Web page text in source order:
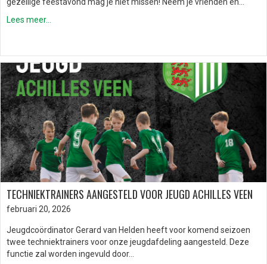
gezellige feestavond mag je niet missen! Neem je vrienden en…
Lees meer...
TECHNIEKTRAINERS AANGESTELD VOOR JEUGD ACHILLES VEEN
februari 20, 2026
Jeugdcoördinator Gerard van Helden heeft voor komend seizoen
twee techniektrainers voor onze jeugdafdeling aangesteld. Deze
functie zal worden ingevuld door…